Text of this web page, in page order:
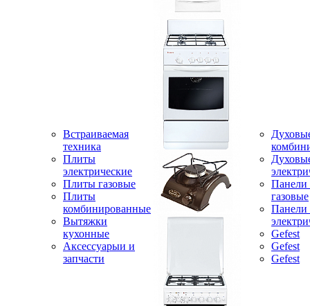
Встраиваемая
техника
Плиты
электрические
Плиты газовые
Плиты
комбинированные
Вытяжки
кухонные
Аксессуарыи и
запчасти
Панели
газовые
Панели
Gefest
Gefest
Gefest